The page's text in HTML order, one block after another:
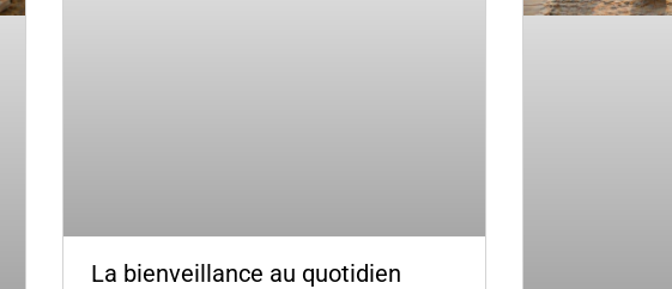
La bienveillance au quotidien